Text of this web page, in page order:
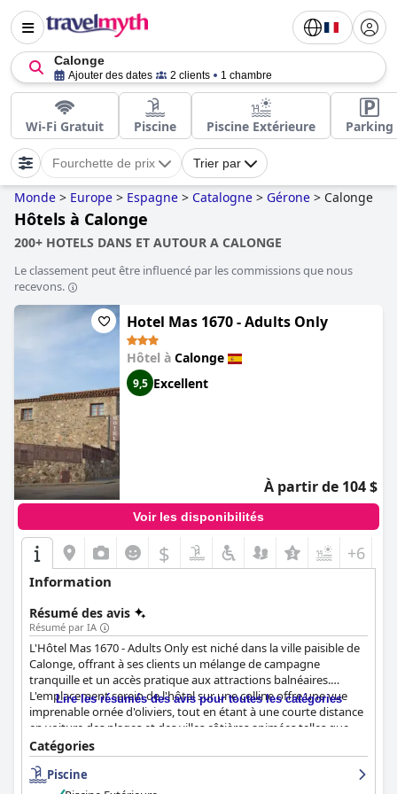
Calonge
Ajouter des dates 2 clients 1 chambre
Wi-Fi Gratuit Piscine Piscine Extérieure Parking
Fourchette de prix Trier par
Monde > Europe > Espagne > Catalogne > Gérone > Calonge
Hôtels à Calonge
200+ HOTELS DANS ET AUTOUR A CALONGE
Le classement peut être influencé par les commissions que nous
recevons.
Hotel Mas 1670 - Adults Only
Hôtel à Calonge
9,5 Excellent
À partir de 104 $
Voir les disponibilités
$ +6
Information
Résumé des avis
Résumé par IA
L'Hôtel Mas 1670 - Adults Only est niché dans la ville paisible de
Calonge, offrant à ses clients un mélange de campagne
tranquille et un accès pratique aux attractions balnéaires.
L'emplacement serein de l'hôtel sur une colline offre une vue
imprenable ornée d'oliviers, tout en étant à une courte distance
en voiture des plages et des villes côtières animées telles que
Platja d'Aro, Begur et Palamos. Cette position privilégiée permet
aux visiteurs de profiter à la fois de l'atmosphère calme du
village et de la vie nocturne animée de la côte. Un parking facile
Lire les résumés des avis pour toutes les catégories
Catégories
Piscine